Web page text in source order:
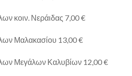
κοιν. Νεράιδας 7,00 €
Μαλακασίου 13,00 €
Μεγάλων Καλυβίων 12,00 €